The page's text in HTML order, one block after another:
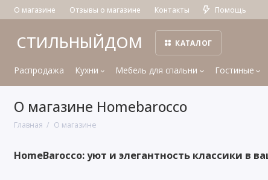
О магазине Отзывы о магазине Контакты Помощь
СТИЛЬНЫЙДОМ КАТАЛОГ
Распродажа Кухни Мебель для спальни Гостиные
О магазине Homebarocco
Главная О магазине
HomeBarocco: уют и элегантность классики в